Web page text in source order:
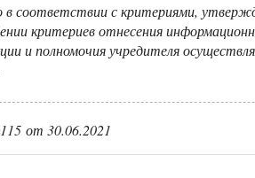
в соответствии с критериями,
критериев отнесения
и полномочия учредителя
от 30.06.2021